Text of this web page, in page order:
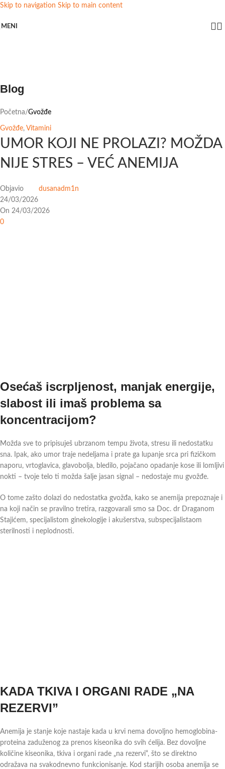
Skip to navigation Skip to main content
MENI
Blog
Početna/Gvožđe
Gvožđe, Vitamini
UMOR KOJI NE PROLAZI? MOŽDA
NIJE STRES – VEĆ ANEMIJA
Objavio
dusanadm1n
24/03/2026
On 24/03/2026
0
Osećaš iscrpljenost, manjak energije,
slabost ili imaš problema sa
koncentracijom?
Možda sve to pripisuješ ubrzanom tempu života, stresu ili nedostatku
sna. Ipak, ako umor traje nedeljama i prate ga lupanje srca pri fizičkom
naporu, vrtoglavica, glavobolja, bledilo, pojačano opadanje kose ili lomljivi
nokti – tvoje telo ti možda šalje jasan signal – nedostaje mu gvožđe.
O tome zašto dolazi do nedostatka gvožđa, kako se anemija prepoznaje i
na koji način se pravilno tretira, razgovarali smo sa Doc. dr Draganom
Stajićem, specijalistom ginekologije i akušerstva, subspecijalistaom
sterilnosti i neplodnosti.
KADA TKIVA I ORGANI RADE „NA
REZERVI”
Anemija je stanje koje nastaje kada u krvi nema dovoljno hemoglobina-
proteina zaduženog za prenos kiseonika do svih ćelija. Bez dovoljne
količine kiseonika, tkiva i organi rade „na rezervi“, što se direktno
odražava na svakodnevno funkcionisanje. Kod starijih osoba anemija se